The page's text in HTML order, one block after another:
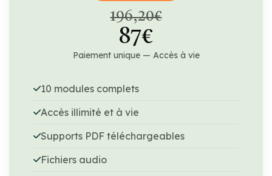
196,20€
87€
Paiement unique — Accès à vie
10 modules complets
Accès illimité et à vie
Supports PDF téléchargeables
Fichiers audio